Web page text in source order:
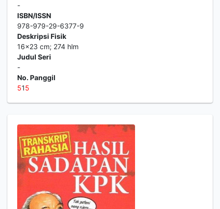
-
ISBN/ISSN
978-979-29-6377-9
Deskripsi Fisik
16x23 cm; 274 hlm
Judul Seri
-
No. Panggil
515